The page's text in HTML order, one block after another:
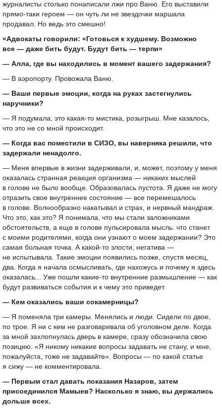
журналисты столько понаписали лжи про Ваню. Его выставили
прямо-таки героем — он чуть ли не звездочки маршала
продавал. Но ведь это смешно!
«Адвокаты говорили: «Готовься к худшему. Возможно
все — даже бить будут. Будут бить — терпи»
— Алла, где вы находились в момент вашего задержания?
— В аэропорту. Провожала Ваню.
— Ваши первые эмоции, когда на руках застегнулись
наручники?
— Я подумала, это какая-то мистика, розыгрыш. Мне казалось,
что это не со мной происходит.
— Когда вас поместили в СИЗО, вы наверняка решили, что
задержали ненадолго.
— Меня впервые в жизни задерживали, и, может, поэтому у меня
оказалась странная реакция организма — никаких мыслей
в голове не было вообще. Образовалась пустота. Я даже не могу
отразить свое внутреннее состояние — все перемешалось
в голове. Волнообразно накатывал и страх, и нервный мандраж.
Что это, как это? Я понимала, что мы стали заложниками
обстоятельств, а еще в голове пульсировала мысль: что станет
с моими родителями, когда они узнают о моем задержании? Это
самая больная точка. А какой-то злости, негатива —
не испытывала. Такие эмоции появились позже, спустя месяц,
два. Когда я начала осмысливать, где нахожусь и почему я здесь
оказалась... Уже пошли какие-то внутренние размышление — как
будут развиваться события и к чему это приведет.
— Кем оказались ваши сокамерницы?
— Я поменяла три камеры. Менялись и люди. Сидели по двое,
по трое. Я ни с кем не разговаривала об уголовном деле. Когда
за мной захлопнулась дверь в камере, сразу обозначила свою
позицию: «Я никому никакие вопросы задавать не стану, и мне,
пожалуйста, тоже не задавайте». Вопросы — по какой статье
я сижу — не комментировала.
— Первым стал давать показания Назаров, затем
присоединился Мамыев? Насколько я знаю, вы держались
дольше всех.